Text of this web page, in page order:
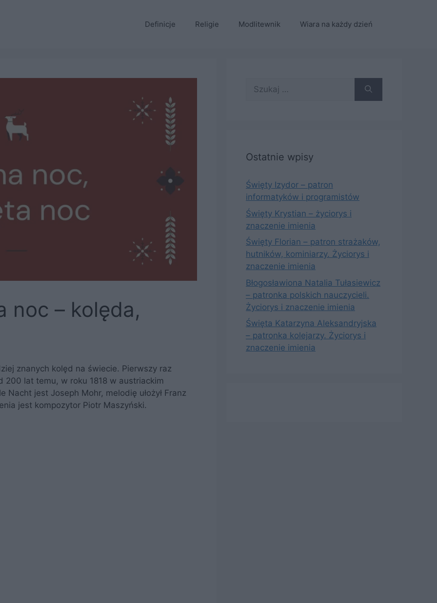
Definicje Religie Modlitewnik Wiara na każdy dzień
noc – kolęda,
znanych kolęd na świecie. Pierwszy raz
200 lat temu, w roku 1818 w austriackim
Nacht jest Joseph Mohr, melodię ułożył Franz
jest kompozytor Piotr Maszyński.
Ostatnie wpisy
Święty Izydor – patron
informatyków i programistów
Święty Krystian – życiorys i
znaczenie imienia
Święty Florian – patron strażaków,
hutników, kominiarzy. Życiorys i
znaczenie imienia
Błogosławiona Natalia Tułasiewicz
– patronka polskich nauczycieli.
Życiorys i znaczenie imienia
Święta Katarzyna Aleksandryjska
– patronka kolejarzy. Życiorys i
znaczenie imienia